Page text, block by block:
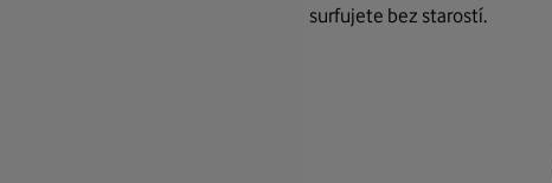
surfujete bez starostí.